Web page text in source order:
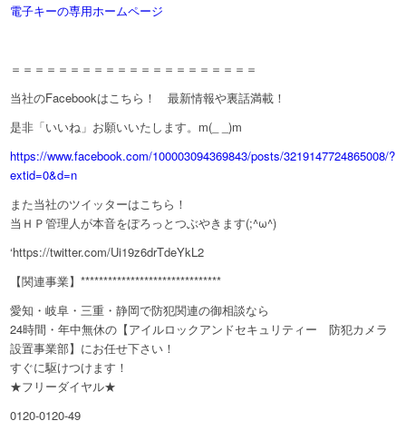
電子キーの専用ホームページ
＝＝＝＝＝＝＝＝＝＝＝＝＝＝＝＝＝＝＝＝＝
当社のFacebookはこちら！ 最新情報や裏話満載！
是非「いいね」お願いいたします。m(_ _)m
https://www.facebook.com/100003094369843/posts/3219147724865008/?
extid=0&d=n
また当社のツイッターはこちら！
当ＨＰ管理人が本音をぽろっとつぶやきます(;^ω^)
‘https://twitter.com/Ui19z6drTdeYkL2
【関連事業】*******************************
愛知・岐阜・三重・静岡で防犯関連の御相談なら
24時間・年中無休の【アイルロックアンドセキュリティー 防犯カメラ
設置事業部】にお任せ下さい！
すぐに駆けつけます！
★フリーダイヤル★
0120-0120-49